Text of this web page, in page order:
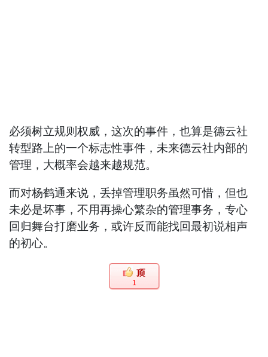
必须树立规则权威，这次的事件，也算是德云社
转型路上的一个标志性事件，未来德云社内部的
管理，大概率会越来越规范。
而对杨鹤通来说，丢掉管理职务虽然可惜，但也
未必是坏事，不用再操心繁杂的管理事务，专心
回归舞台打磨业务，或许反而能找回最初说相声
的初心。
1